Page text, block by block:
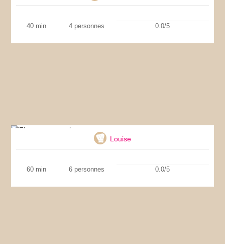
40 min 4 personnes 0.0/5
Louise
60 min 6 personnes 0.0/5